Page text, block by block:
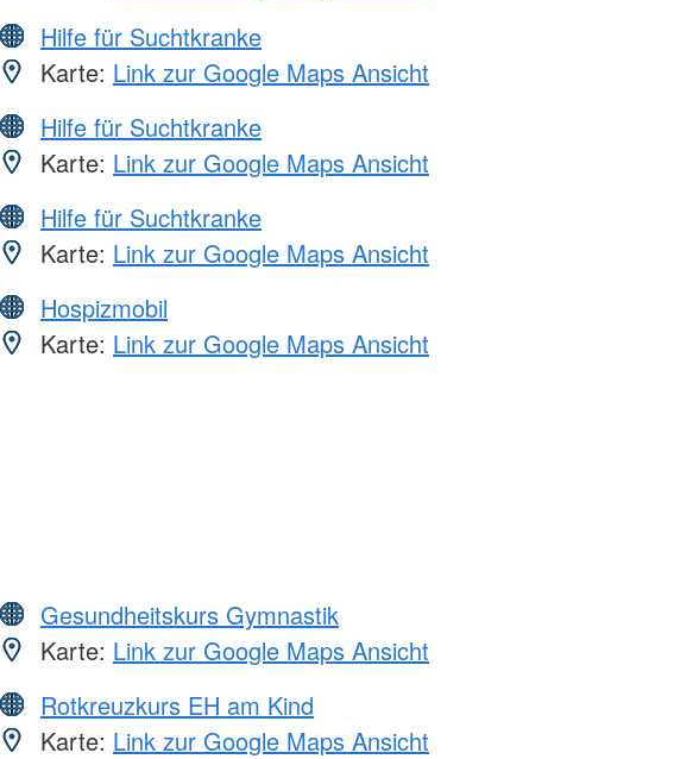
Hilfe für Suchtkranke
Karte: Link zur Google Maps Ansicht
Hilfe für Suchtkranke
Karte: Link zur Google Maps Ansicht
Hilfe für Suchtkranke
Karte: Link zur Google Maps Ansicht
Hospizmobil
Karte: Link zur Google Maps Ansicht
Gesundheitskurs Gymnastik
Karte: Link zur Google Maps Ansicht
Rotkreuzkurs EH am Kind
Karte: Link zur Google Maps Ansicht